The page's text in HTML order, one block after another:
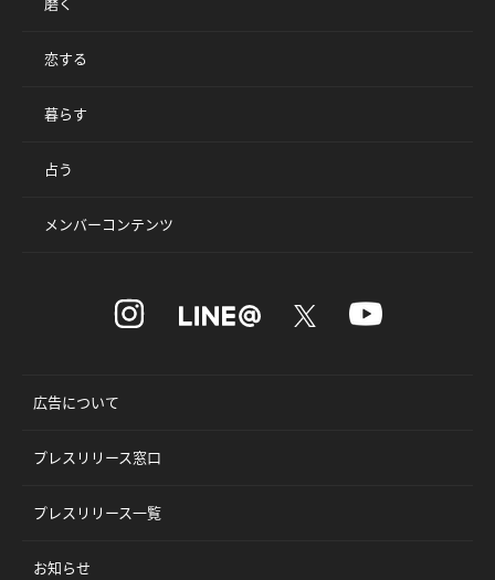
恋する
暮らす
占う
メンバーコンテンツ
広告について
プレスリリース窓口
プレスリリース一覧
お知らせ